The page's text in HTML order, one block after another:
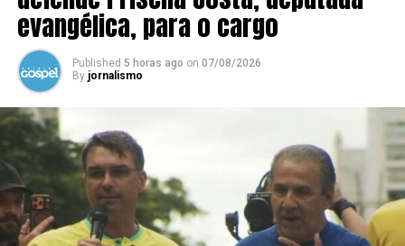
evangélica, para o cargo
Published 5 horas ago on 07/08/2026
By jornalismo